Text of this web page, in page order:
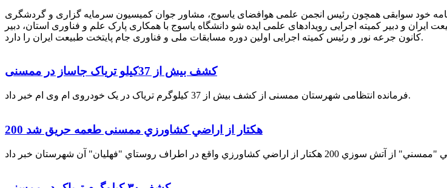
خود سوابقی همچون رئیس انجمن علمی هوافضای یاسوج، مشاور جوان کمیسیون سرمایه گزاری و گردشگری
و دبیر کمیته اجرایی رویدادهای علمی ایده شو دانشگاه یاسوج با همکاری پارک علم و فناوری استان، دبیر
کانون جرعه نور و رئیس کمیته اجرایی اولین دوره مسابقات ملی و فناوری جام پایتخت طبیعت ایران را دارد.
کشف بیش از 37کیلو تریاک جاساز در ممسنی
فرمانده انتظامی شهرستان ممسنی از کشف بیش از 37 کیلوگرم تریاک در یک خودروی ام وی ام خبر داد.
200 هكتار از اراضي كشاورزي ممسنی طعمه حریق شد